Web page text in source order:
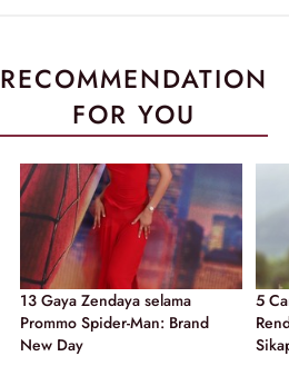
RECOMMENDATION
FOR YOU
13 Gaya Zendaya selama
Prommo Spider-Man: Brand
New Day
5